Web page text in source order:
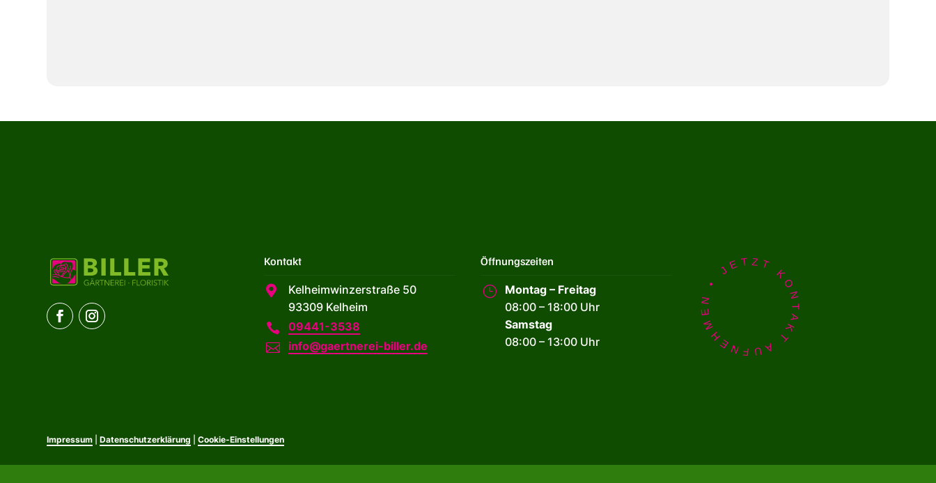
Kontakt

Kelheimwinzerstraße 50
93309 Kelheim

09441-3538

info@gaertnerei-biller.de
Öffnungszeiten
}
Montag – Freitag
08:00 – 18:00 Uhr
Samstag
08:00 – 13:00 Uhr
JETZT KONTAKT AUFNEHMEN •
Impressum |Datenschutzerklärung |Cookie-Einstellungen